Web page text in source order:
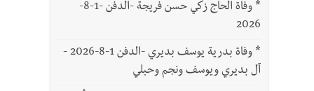
*
وفاة الحاج زكي حسن فريجة -الدفن -1-8-
2026
*
وفاة بدرية يوسف بديري -الدفن 1-8-2026 -
آل بديري ويوسف ونجم وحبلي